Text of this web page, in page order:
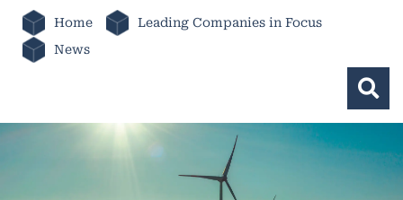
Home
Leading Companies in Focus
News